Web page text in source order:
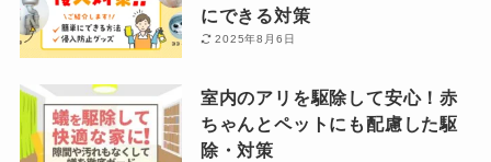
にできる対策
2025年8月6日
室内のアリを駆除して安心！赤
ちゃんとペットにも配慮した駆
除・対策